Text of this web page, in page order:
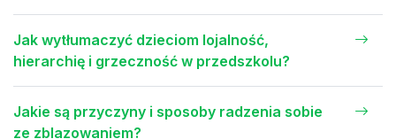
Jak wytłumaczyć dzieciom lojalność,
hierarchię i grzeczność w przedszkolu?
Jakie są przyczyny i sposoby radzenia sobie
ze zblazowaniem?